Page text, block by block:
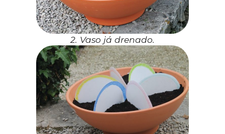
2. Vaso já drenado.